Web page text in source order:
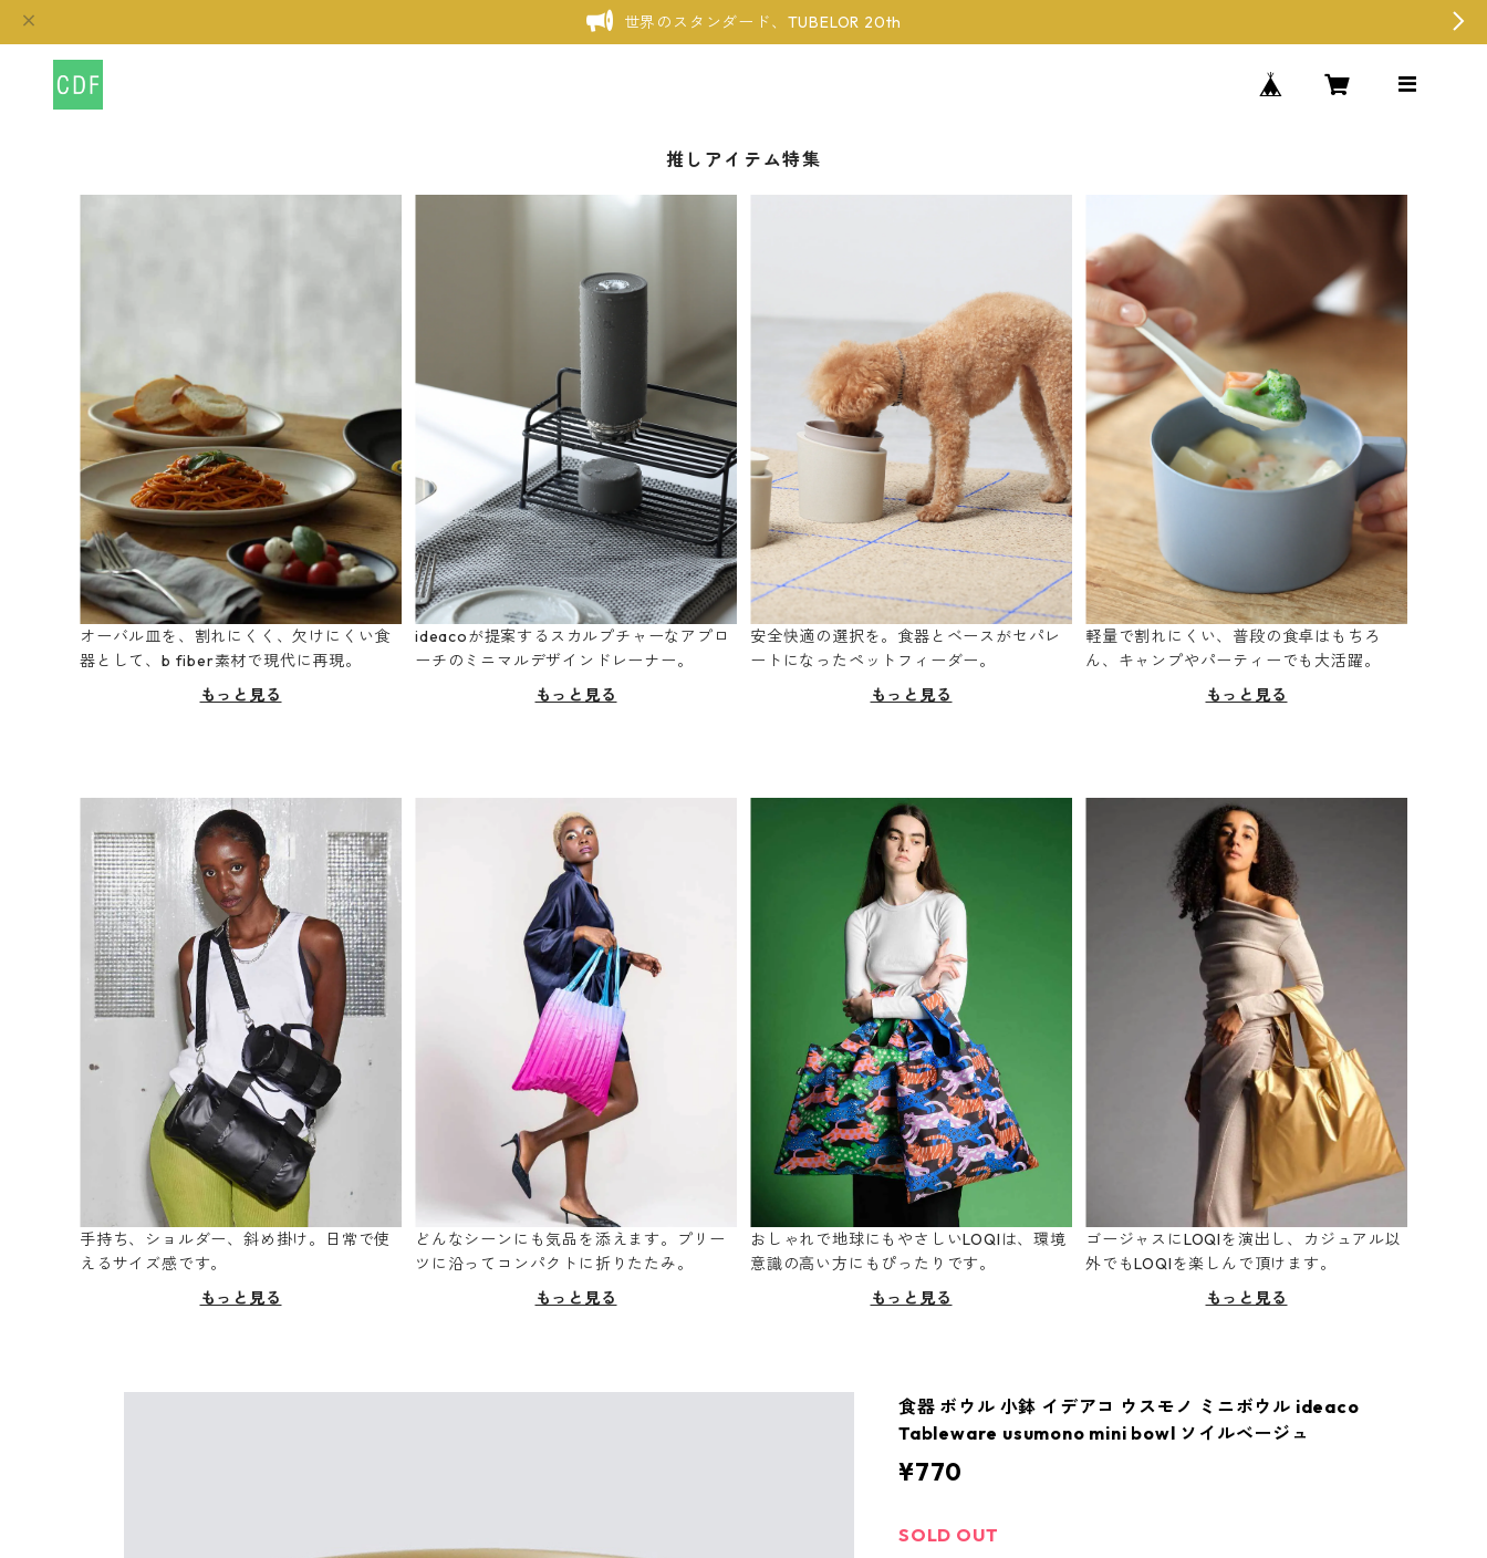
世界のスタンダード、TUBELOR 20th
推しアイテム特集
オーバル皿を、割れにくく、欠けにくい食
器として、b fiber素材で現代に再現。
もっと見る
ideacoが提案するスカルプチャーなアプロ
ーチのミニマルデザインドレーナー。
もっと見る
安全快適の選択を。食器とベースがセパレ
ートになったペットフィーダー。
もっと見る
軽量で割れにくい、普段の食卓はもちろ
ん、キャンプやパーティーでも大活躍。
もっと見る
手持ち、ショルダー、斜め掛け。日常で使
えるサイズ感です。
もっと見る
どんなシーンにも気品を添えます。プリー
ツに沿ってコンパクトに折りたたみ。
もっと見る
おしゃれで地球にもやさしいLOQIは、環境
意識の高い方にもぴったりです。
もっと見る
ゴージャスにLOQIを演出し、カジュアル以
外でもLOQIを楽しんで頂けます。
もっと見る
食器 ボウル 小鉢 イデアコ ウスモノ ミニボウル ideaco
Tableware usumono mini bowl ソイルベージュ
¥770
SOLD OUT